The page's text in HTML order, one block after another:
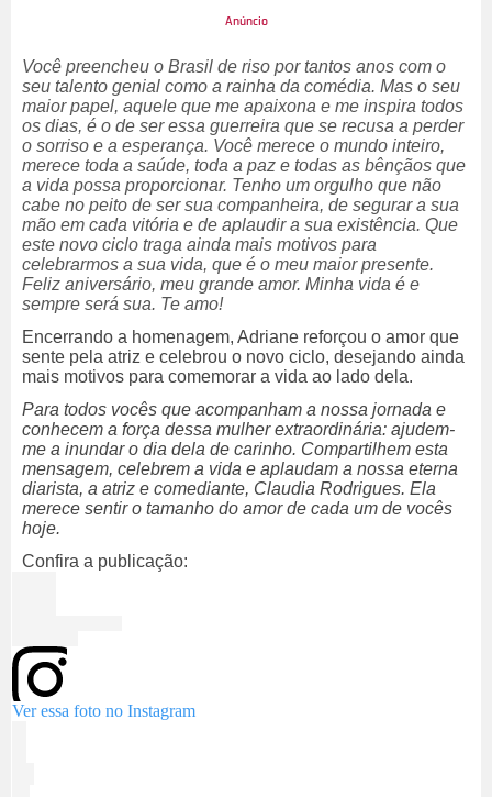
Você preencheu o Brasil de riso por tantos anos com o
seu talento genial como a rainha da comédia. Mas o seu
maior papel, aquele que me apaixona e me inspira todos
os dias, é o de ser essa guerreira que se recusa a perder
o sorriso e a esperança. Você merece o mundo inteiro,
merece toda a saúde, toda a paz e todas as bênçãos que
a vida possa proporcionar. Tenho um orgulho que não
cabe no peito de ser sua companheira, de segurar a sua
mão em cada vitória e de aplaudir a sua existência. Que
este novo ciclo traga ainda mais motivos para
celebrarmos a sua vida, que é o meu maior presente.
Feliz aniversário, meu grande amor. Minha vida é e
sempre será sua. Te amo!
Encerrando a homenagem, Adriane reforçou o amor que
sente pela atriz e celebrou o novo ciclo, desejando ainda
mais motivos para comemorar a vida ao lado dela.
Para todos vocês que acompanham a nossa jornada e
conhecem a força dessa mulher extraordinária: ajudem-
me a inundar o dia dela de carinho. Compartilhem esta
mensagem, celebrem a vida e aplaudam a nossa eterna
diarista, a atriz e comediante, Claudia Rodrigues. Ela
merece sentir o tamanho do amor de cada um de vocês
hoje.
Confira a publicação:
Ver essa foto no Instagram